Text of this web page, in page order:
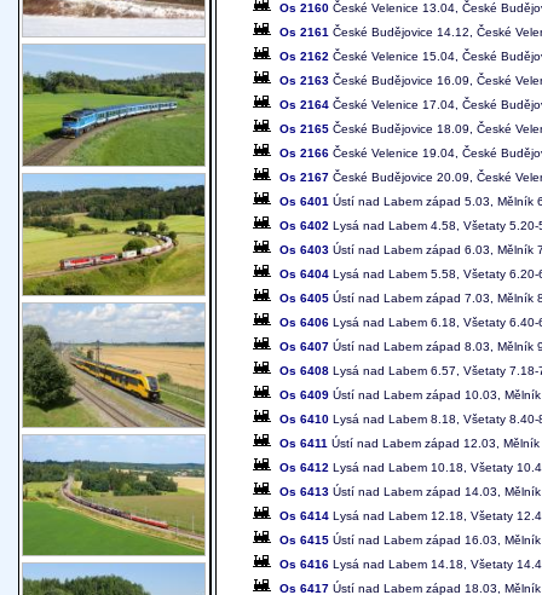
Os 2160 České Velenice 13.04, České
Os 2161 České Budějovice 14.12, České
Os 2162 České Velenice 15.04, České
Os 2163 České Budějovice 16.09, České
Os 2164 České Velenice 17.04, České
Os 2165 České Budějovice 18.09, České
Os 2166 České Velenice 19.04, České
Os 2167 České Budějovice 20.09, České
Os 6401 Ústí nad Labem západ 5.03, Mělník
Os 6402 Lysá nad Labem 4.58, Všetaty
Os 6403 Ústí nad Labem západ 6.03, Mělník
Os 6404 Lysá nad Labem 5.58, Všetaty
Os 6405 Ústí nad Labem západ 7.03, Mělník
Os 6406 Lysá nad Labem 6.18, Všetaty
Os 6407 Ústí nad Labem západ 8.03, Mělník
Os 6408 Lysá nad Labem 6.57, Všetaty
Os 6409 Ústí nad Labem západ 10.03,
Os 6410 Lysá nad Labem 8.18, Všetaty
Os 6411 Ústí nad Labem západ 12.03,
Os 6412 Lysá nad Labem 10.18, Všetaty
Os 6413 Ústí nad Labem západ 14.03,
Os 6414 Lysá nad Labem 12.18, Všetaty
Os 6415 Ústí nad Labem západ 16.03,
Os 6416 Lysá nad Labem 14.18, Všetaty
Os 6417 Ústí nad Labem západ 18.03,